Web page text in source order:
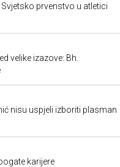
prvenstvo u atletici
velike izazove: Bh.
nisu uspjeli izboriti plasman
karijere